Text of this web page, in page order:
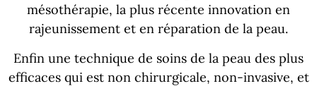
mésothérapie, la plus récente innovation en
rajeunissement et en réparation de la peau.
Enfin une technique de soins de la peau des plus
efficaces qui est non chirurgicale, non-invasive, et